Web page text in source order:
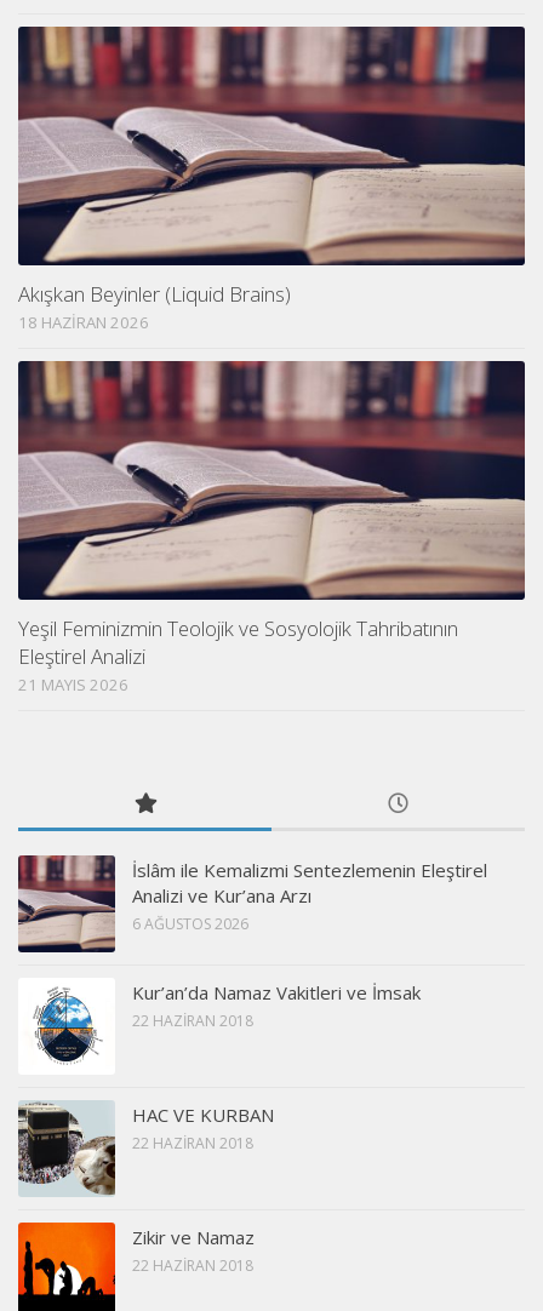
Akışkan Beyinler (Liquid Brains)
18 HAZIRAN 2026
Yeşil Feminizmin Teolojik ve Sosyolojik Tahribatının
Eleştirel Analizi
21 MAYIS 2026
İslâm ile Kemalizmi Sentezlemenin Eleştirel
Analizi ve Kur’ana Arzı
6 AĞUSTOS 2026
Kur’an’da Namaz Vakitleri ve İmsak
22 HAZIRAN 2018
HAC VE KURBAN
22 HAZIRAN 2018
Zikir ve Namaz
22 HAZIRAN 2018